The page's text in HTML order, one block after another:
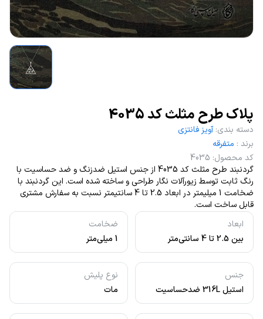
پلاک طرح مثلث کد 4035
ابعاد
بین 2.5 تا 4 سانتی‌متر
ضخامت
1 میلی‌متر
جنس
استیل 316L ضدحساسیت
نوع پلیش
مات
دسته بندی: آویز فانتزی
برند : متفرقه
کد محصول:
4035
گردنبند طرح مثلث کد 4035 از جنس استیل ضدزنگ و ضد حساسیت با
رنگ ثابت توسط زیورآلات نگار طراحی و ساخته شده است. این گردنبند با
ضخامت 1 میلیمتر در ابعاد 2.5 تا 4 سانتیمتر نسبت به سفارش مشتری
قابل ساخت است.